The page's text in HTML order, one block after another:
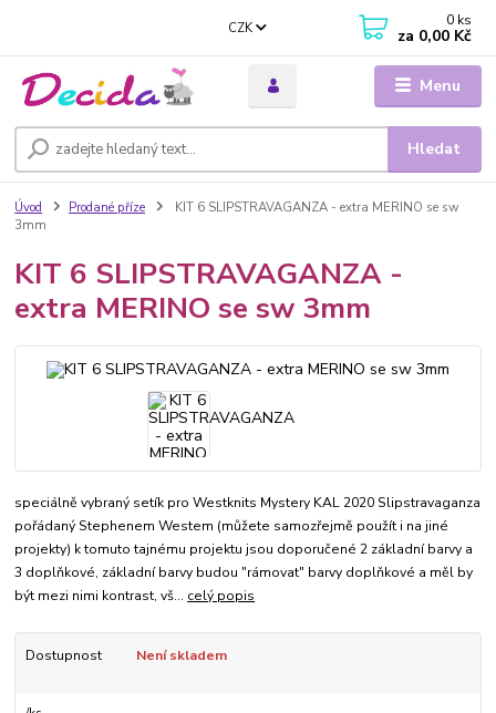
Menu
CZK
Hledat
0 ks
za 0,00 Kč
Úvod Prodané příze
KIT 6 SLIPSTRAVAGANZA - extra MERINO se sw
3mm
KIT 6 SLIPSTRAVAGANZA -
extra MERINO se sw 3mm
speciálně vybraný setík pro Westknits Mystery KAL 2020 Slipstravaganza
pořádaný Stephenem Westem (můžete samozřejmě použít i na jiné
projekty) k tomuto tajnému projektu jsou doporučené 2 základní barvy a
3 doplňkové, základní barvy budou "rámovat" barvy doplňkové a měl by
být mezi nimi kontrast, vš... celý popis
Dostupnost Není skladem